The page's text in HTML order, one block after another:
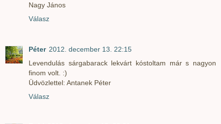
Nagy János
Válasz
Péter 2012. december 13. 22:15
Levendulás sárgabarack lekvárt kóstoltam már s nagyon
finom volt. :)
Üdvözlettel: Antanek Péter
Válasz